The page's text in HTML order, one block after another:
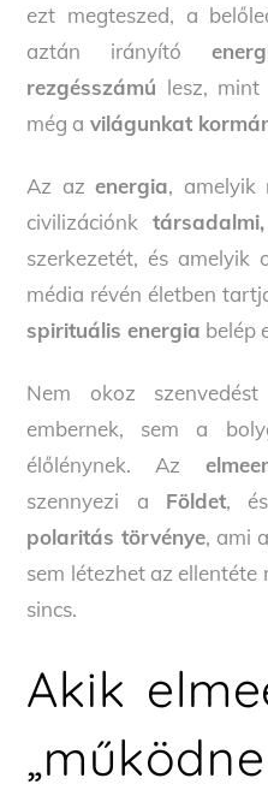
ezt megteszed, a
aztán irányító
rezgésszámú lesz, mint
még a világunkat
Az azenergia, amelyik
civilizációnk
szerkezetét, és amelyik
média révén életben
spirituális energia belép
Nem okoz
embernek, sem a
élőlénynek. Az
szennyezi a Földet,
polaritás törvénye, ami
sem létezhet az ellentéte
sincs.
Akik